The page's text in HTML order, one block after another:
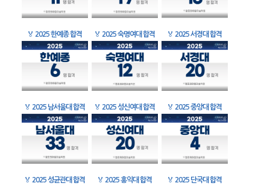
🏅 2025 한예종 합격 🏅 2025 숙명여대 합격 🏅 2025 서경대 합격
🏅 2025 남서울대 합격 🏅 2025 성신여대 합격 🏅 2025 중앙대 합격
🏅 2025 성균관대 합격 🏅 2025 홍익대 합격 🏅 2025 단국대 합격